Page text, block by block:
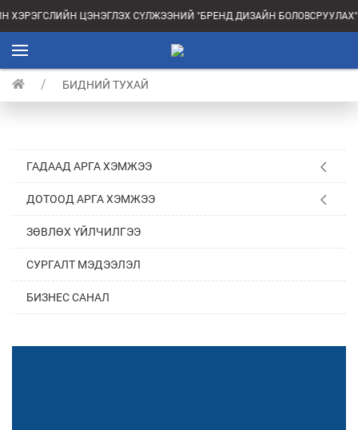
ХЭРЭГСЛИЙН ЦЭНЭГЛЭХ СҮЛЖЭЭНИЙ "БРЕНД ДИЗАЙН
БИДНИЙ ТУХАЙ
ГАДААД АРГА ХЭМЖЭЭ
ДОТООД АРГА ХЭМЖЭЭ
ЗӨВЛӨХ ҮЙЛЧИЛГЭЭ
СУРГАЛТ МЭДЭЭЛЭЛ
БИЗНЕС САНАЛ